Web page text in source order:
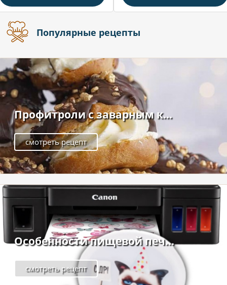
Популярные рецепты
Профитроли с заварным к...
смотреть рецепт
Особенности пищевой печ...
смотреть рецепт